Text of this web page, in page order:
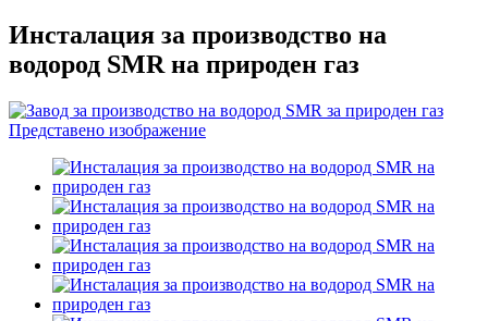
Инсталация за производство на
водород SMR на природен газ